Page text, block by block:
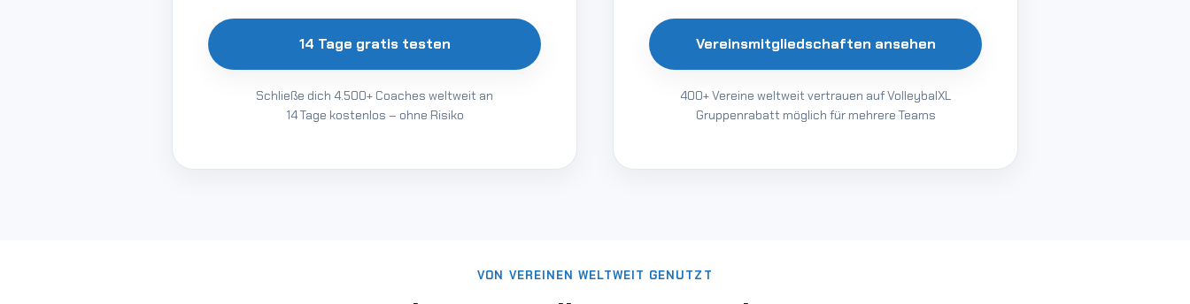
14 Tage gratis testen
Schließe dich 4.500+ Coaches weltweit an
14 Tage kostenlos – ohne Risiko
Vereinsmitgliedschaften ansehen
400+ Vereine weltweit vertrauen auf VolleybalXL
Gruppenrabatt möglich für mehrere Teams
VON VEREINEN WELTWEIT GENUTZT